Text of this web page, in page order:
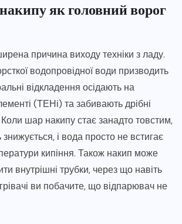
як головний ворог
причина виходу техніки з ладу.
водопровідної води призводить
відкладення осідають на
(ТЕНі) та забивають дрібні
шар накипу стає занадто товстим,
знижується, і вода просто не встигає
кипіння. Також накип може
внутрішні трубки, через що навіть
ви побачите, що відпарювач не